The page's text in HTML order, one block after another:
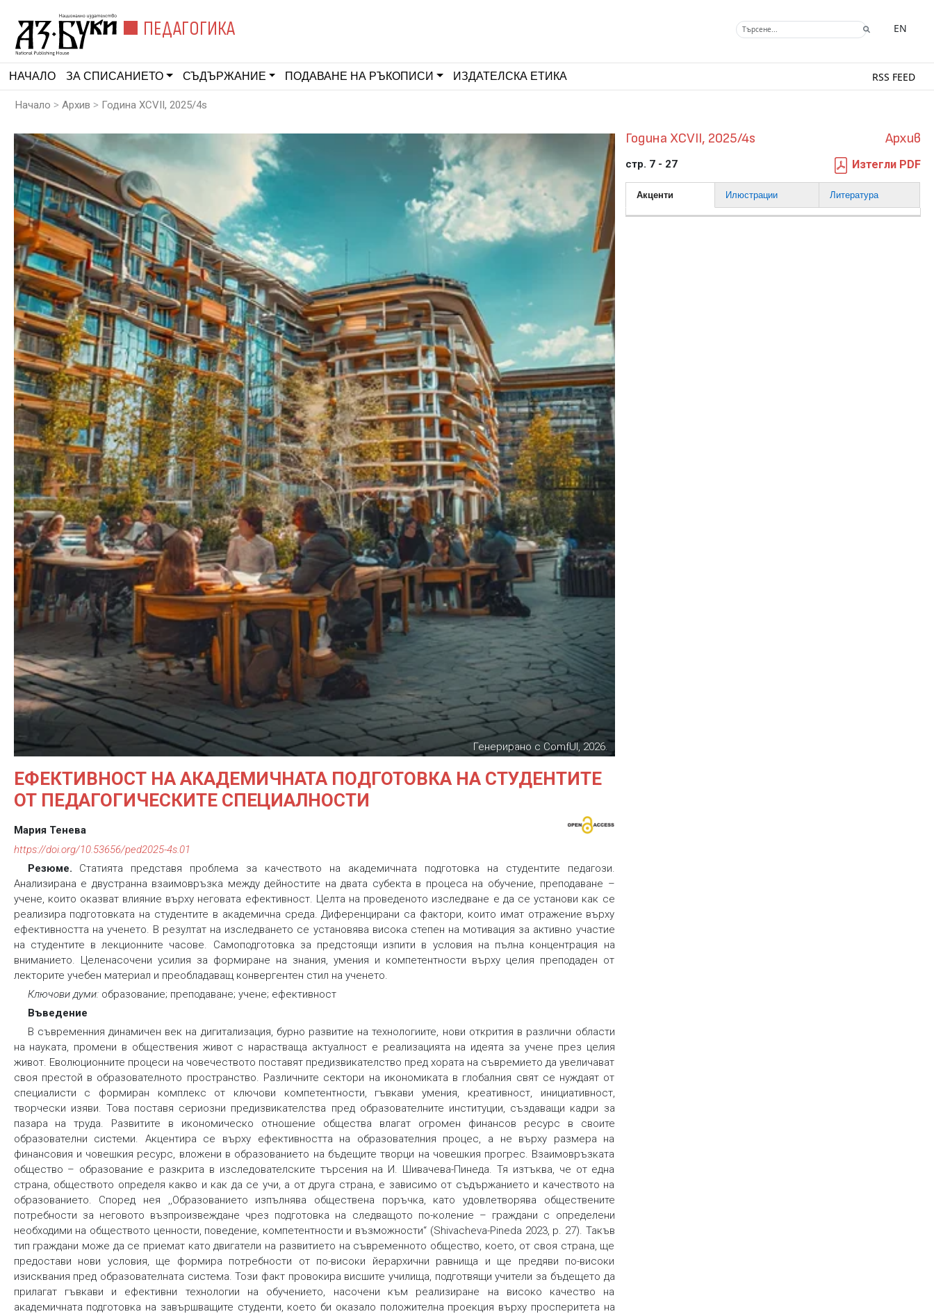
ПЕДАГОГИКА EN
НАЧАЛО ЗА СПИСАНИЕТО СЪДЪРЖАНИЕ ПОДАВАНЕ НА РЪКОПИСИ ИЗДАТЕЛСКА ЕТИКА RSS FEED
Начало > Архив > Година XCVII, 2025/4s
Генерирано с ComfUI, 2026.
ЕФЕКТИВНОСТ НА АКАДЕМИЧНАТА ПОДГОТОВКА НА СТУДЕНТИТЕ
ОТ ПЕДАГОГИЧЕСКИТЕ СПЕЦИАЛНОСТИ
Мария Тенева
https://doi.org/10.53656/ped2025-4s.01
Резюме. Статията представя проблема за качеството на академичната подготовка на студентите педагози.
Анализирана е двустранна взаимовръзка между дейностите на двата субекта в процеса на обучение, преподаване –
учене, които оказват влияние върху неговата ефективност. Целта на проведеното изследване е да се установи как се
реализира подготовката на студентите в академична среда. Диференцирани са фактори, които имат отражение върху
ефективността на ученето. В резултат на изследването се установява висока степен на мотивация за активно участие
на студентите в лекционните часове. Самоподготовка за предстоящи изпити в условия на пълна концентрация на
вниманието. Целенасочени усилия за формиране на знания, умения и компетентности върху целия преподаден от
лекторите учебен материал и преобладаващ конвергентен стил на ученето.
Ключови думи: образование; преподаване; учене; ефективност
Въведение
В съвременния динамичен век на дигитализация, бурно развитие на технологиите, нови открития в различни области
на науката, промени в обществения живот с нарастваща актуалност е реализацията на идеята за учене през целия
живот. Еволюционните процеси на човечеството поставят предизвикателство пред хората на съвремието да увеличават
своя престой в образователното пространство. Различните сектори на икономиката в глобалния свят се нуждаят от
специалисти с формиран комплекс от ключови компетентности, гъвкави умения, креативност, инициативност,
творчески изяви. Това поставя сериозни предизвикателства пред образователните институции, създаващи кадри за
пазара на труда. Развитите в икономическо отношение общества влагат огромен финансов ресурс в своите
образователни системи. Акцентира се върху ефективността на образователния процес, а не върху размера на
финансовия и човешкия ресурс, вложени в образованието на бъдещите творци на човешкия прогрес. Взаимовръзката
общество – образование е разкрита в изследователските търсения на И. Шивачева-Пинеда. Тя изтъква, че от една
страна, обществото определя какво и как да се учи, а от друга страна, е зависимо от съдържанието и качеството на
образованието. Според нея ,,Образованието изпълнява обществена поръчка, като удовлетворява обществените
потребности за неговото възпроизвеждане чрез подготовка на следващото по-коление – граждани с определени
необходими на обществото ценности, поведение, компетентности и възможности“ (Shivacheva-Pineda 2023, p. 27). Такъв
тип граждани може да се приемат като двигатели на развитието на съвременното общество, което, от своя страна, ще
предостави нови условия, ще формира потребности от по-високи йерархични равнища и ще предяви по-високи
изисквания пред образователната система. Този факт провокира висшите училища, подготвящи учители за бъдещето да
прилагат гъвкави и ефективни технологии на обучението, насочени към реализиране на високо качество на
академичната подготовка на завършващите студенти, което би оказало положителна проекция върху просперитета на
Година XCVII, 2025/4s Архив
стр. 7 - 27 Изтегли PDF
Акценти Илюстрации Литература